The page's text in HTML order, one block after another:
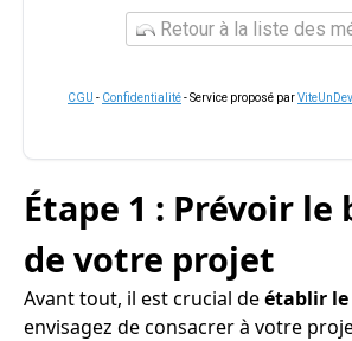
Retour à la liste des
CGU - Confidentialité- Service proposé par
Étape 1 : Prévoir le
de votre projet
Avant tout, il est crucial deétablir
envisagez de consacrer à votre